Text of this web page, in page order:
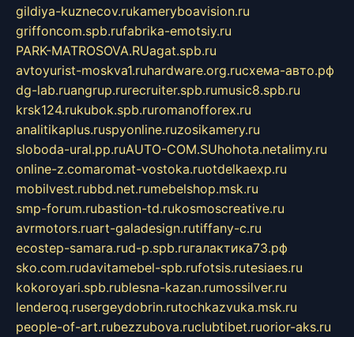
gildiya-kuznecov.rukameryboavision.ru
griffoncom.spb.rufabrika-emotsiy.ru
PARK-MATROSOVA.RUagat.spb.ru
avtoyurist-moskva1.ruhardware.org.ruсхема-авто.рф
dg-lab.ruangrup.rurecruiter.spb.rumusic8.spb.ru
krsk124.rukubok.spb.ruromanofforex.ru
analitikaplus.ruspyonline.ruzosikamery.ru
sloboda-ural.pp.ruAUTO-COM.SUhohota.netalimy.ru
online-z.comaromat-vostoka.ruotdelkaexp.ru
mobilvest.rubbd.net.rumebelshop.msk.ru
smp-forum.rubastion-td.rukosmoscreative.ru
avrmotors.ruart-galadesign.rutiffany-c.ru
ecostep-samara.rud-p.spb.ruгалактика73.рф
sko.com.rudavitamebel-spb.rufotsis.rutesiaes.ru
kokoroyari.spb.rublesna-kazan.rumossilver.ru
lenderoq.rusergeydobrin.rutochkazvuka.msk.ru
people-of-art.rubezzubova.ruclubtibet.ruorior-aks.ru